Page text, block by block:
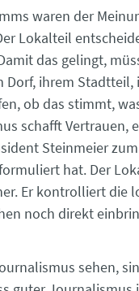
waren der
Lokalteil
das gelingt,
Dorf, ihrem
ob das stimmt,
schafft Vertrauen,
Steinmeier
hat. Der
Er kontrolliert die
noch direkt
sehen,